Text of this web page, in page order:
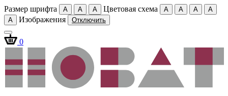
Размер шрифта A A A Цветовая схема A A A
A
A
Изображения Отключить
0